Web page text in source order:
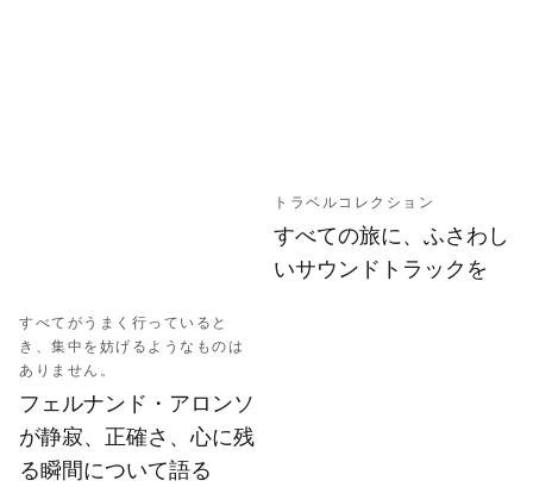
すべてがうまく行っていると
き、集中を妨げるようなものは
ありません。
フェルナンド・アロンソ
が静寂、正確さ、心に残
る瞬間について語る
トラベルコレクション
すべての旅に、ふさわし
いサウンドトラックを